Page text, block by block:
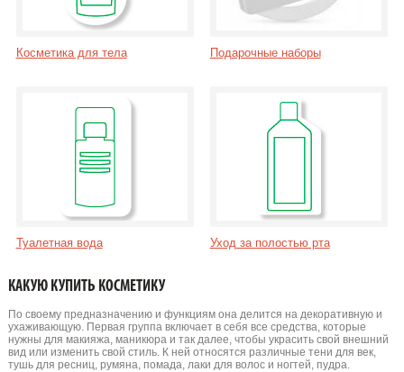
Косметика для тела Подарочные наборы
Туалетная вода Уход за полостью рта
КАКУЮ КУПИТЬ КОСМЕТИКУ
По своему предназначению и функциям она делится на декоративную и
ухаживающую. Первая группа включает в себя все средства, которые
нужны для макияжа, маникюра и так далее, чтобы украсить свой внешний
вид или изменить свой стиль. К ней относятся различные тени для век,
тушь для ресниц, румяна, помада, лаки для волос и ногтей, пудра.